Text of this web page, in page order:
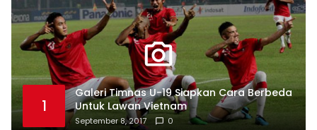
1
Galeri Timnas U-19 Siapkan Cara Berbeda
Untuk Lawan Vietnam
September 8, 2017 0